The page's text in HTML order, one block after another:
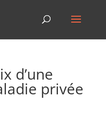
d’une
privée